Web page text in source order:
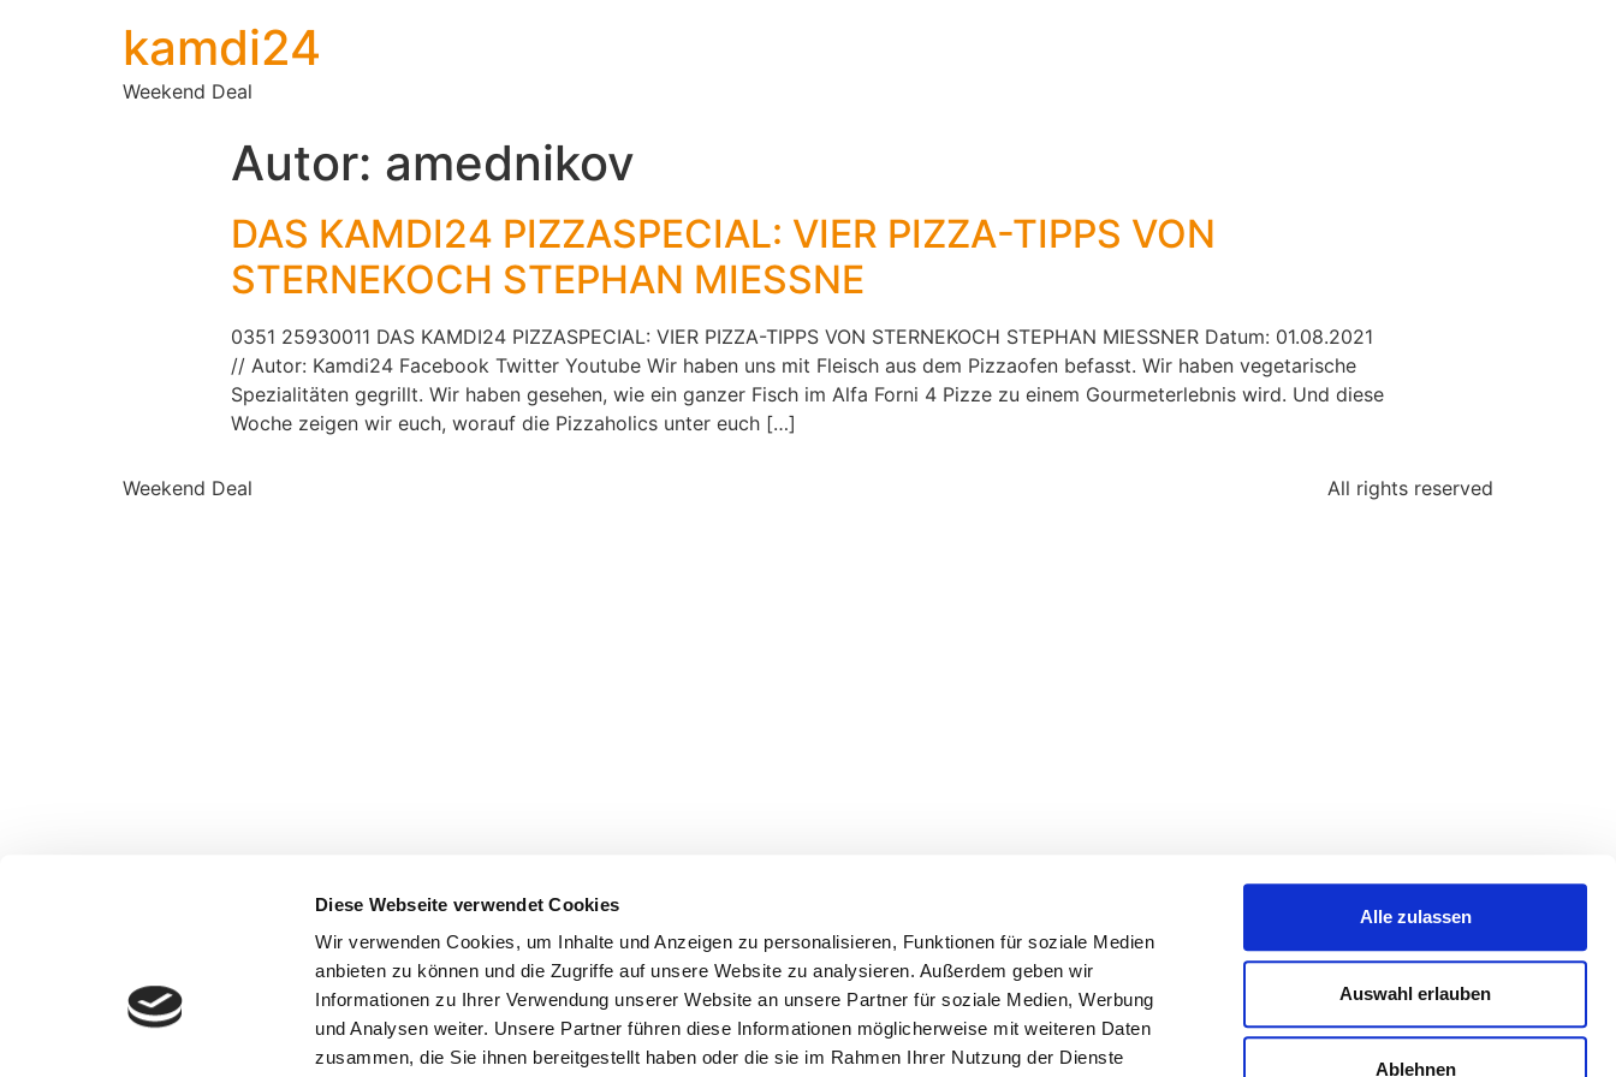
Diese Webseite verwendet Cookies
Wir verwenden Cookies, um Inhalte und Anzeigen zu personalisieren, Funktionen für soziale Medien
anbieten zu können und die Zugriffe auf unsere Website zu analysieren. Außerdem geben wir
Informationen zu Ihrer Verwendung unserer Website an unsere Partner für soziale Medien, Werbung
und Analysen weiter. Unsere Partner führen diese Informationen möglicherweise mit weiteren Daten
zusammen, die Sie ihnen bereitgestellt haben oder die sie im Rahmen Ihrer Nutzung der Dienste
Alle zulassen
Auswahl erlauben
Ablehnen
kamdi24
Weekend Deal
Autor: amednikov
DAS KAMDI24 PIZZASPECIAL: VIER PIZZA-TIPPS VON
STERNEKOCH STEPHAN MIESSNE
0351 25930011 DAS KAMDI24 PIZZASPECIAL: VIER PIZZA-TIPPS VON STERNEKOCH STEPHAN MIESSNER Datum: 01.08.2021
// Autor: Kamdi24 Facebook Twitter Youtube Wir haben uns mit Fleisch aus dem Pizzaofen befasst. Wir haben vegetarische
Spezialitäten gegrillt. Wir haben gesehen, wie ein ganzer Fisch im Alfa Forni 4 Pizze zu einem Gourmeterlebnis wird. Und diese
Woche zeigen wir euch, worauf die Pizzaholics unter euch […]
Weekend Deal All rights reserved